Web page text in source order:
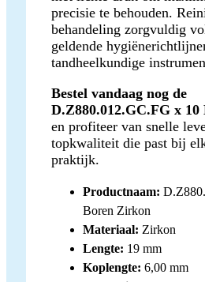
precisie te behouden.
behandeling zorgvuldig
geldende
tandheelkundige
Bestel vandaag nog de
D.Z880.012.GC.FG x
en profiteer van snelle
topkwaliteit die past bij
praktijk.
Productnaam:
Boren Zirkon
Materiaal: Zirkon
Lengte: 19 mm
Koplengte: 6,00 mm